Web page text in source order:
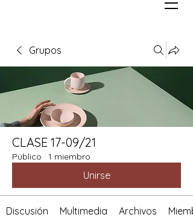
Grupos
CLASE 17-09/21
Público · 1 miembro
Unirse
Discusión Multimedia Archivos